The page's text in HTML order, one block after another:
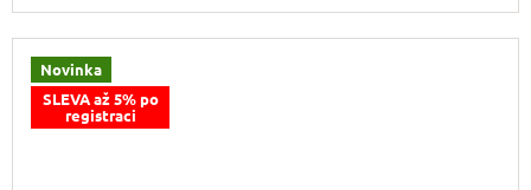
Novinka
SLEVA až 5% po
registraci